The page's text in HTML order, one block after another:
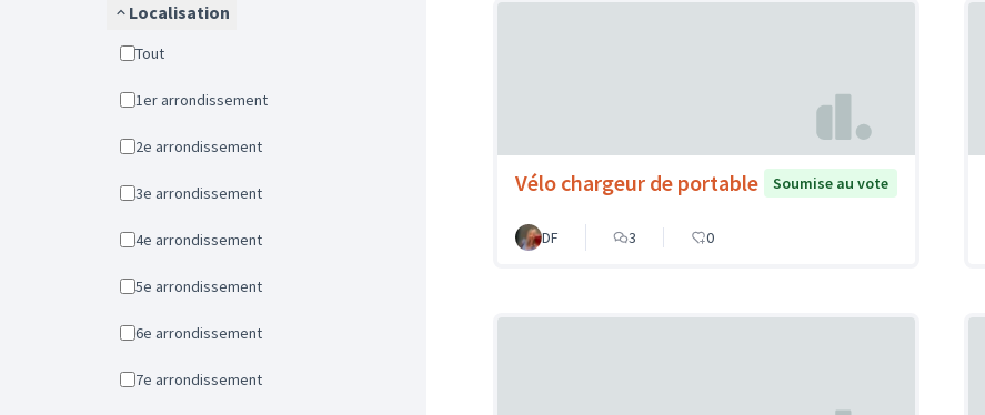
Localisation
Tout
1er arrondissement
2e arrondissement
3e arrondissement
4e arrondissement
5e arrondissement
6e arrondissement
7e arrondissement
Vélo chargeur de portable Soumise au vote
DF 3 0